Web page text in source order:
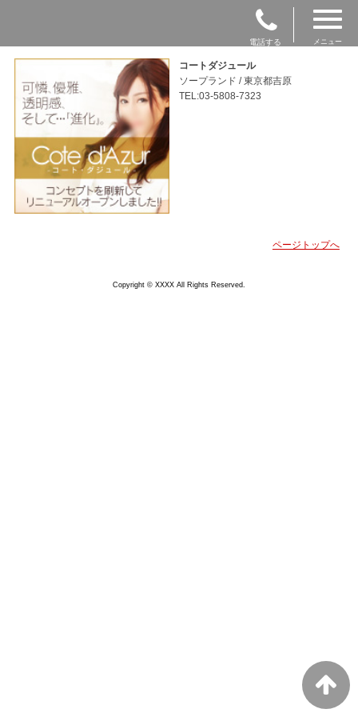
電話する メニュー
コートダジュール
ソープランド / 東京都吉原
TEL:03-5808-7323
ページトップへ
Copyright © XXXX All Rights Reserved.